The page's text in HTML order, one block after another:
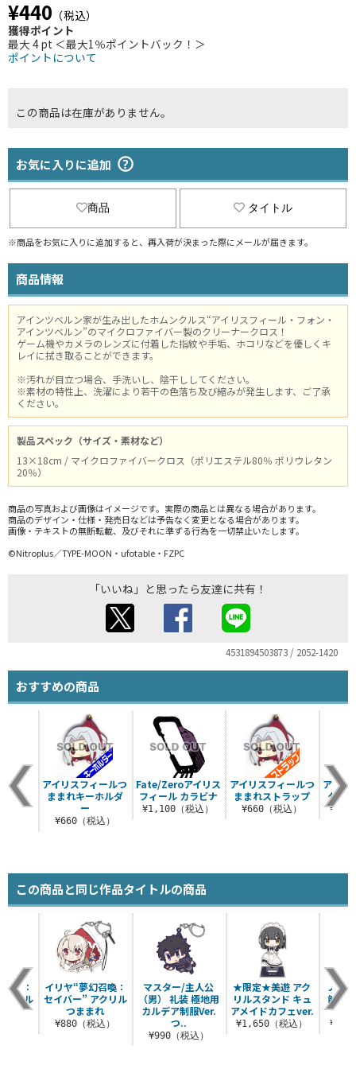
¥440 （税込）
獲得ポイント
最大 4 pt ＜最大1％ポイントバック！＞
ポイントについて
この商品は在庫がありません。
お気に入りに追加
商品 タイトル
※商品をお気に入りに追加すると、再入荷が決まった際にメールが届きます。
商品情報
アインツベルン家が生み出したホムンクルス“アイリスフィール・フォン・
アインツベルン”のマイクロファイバー製のクリーナークロス！
ゲーム機やカメラのレンズに付着した指紋や手垢、ホコリなどを優しくキ
レイに拭き取ることができます。
※汚れが目立つ場合、手洗いし、陰干ししてください。
※素材の特性上、洗濯により若干の色落ち及び縮みが発生します、ご了承
ください。
製品スペック（サイズ・素材など）
13×18cm / マイクロファイバークロス（ポリエステル80％ ポリウレタン
20％）
商品の写真および画像はイメージです。実際の商品とは異なる場合があります。
商品のデザイン・仕様・発売日などは予告なく変更となる場合があります。
画像・テキストの無断転載、及びそれに準ずる行為を一切禁止いたします。
©Nitroplus／TYPE-MOON・ufotable・FZPC
「いいね」と思ったら友達に共有！
4531894503873 / 2052-1420
おすすめの商品
Fate/Zeroアイリス
フィール カラビナ
¥1,100（税込）
アイリスフィールつ
ままれストラップ
¥660（税込）
アイリ
タつ
アイリスフィールつ
ままれキーホルダ
ー
¥660（税込）
この商品と同じ作品タイトルの商品
マスター/主人公
（男） 礼装 極地用
カルデア制服Ver.
つ..
¥990（税込）
★限定★美遊 アク
リルスタンド キュ
アメイドカフェver.
¥1,650（税込）
ノッ
能寺
喚：
クリル
イリヤ“夢幻召喚：
セイバー” アクリル
つままれ
¥880（税込）